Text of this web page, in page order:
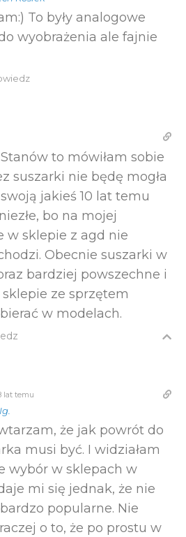
To były analogowe
wyobrażenia ale fajnie
to mówiłam sobie
suszarki nie będę mogła
jakieś 10 lat temu
bo na mojej
w sklepie z agd nie
Obecnie suszarki w
bardziej powszechne i
ze sprzętem
w modelach.
lat temu
że jak powrót do
musi być. I widziałam
wybór w sklepach w
mi się jednak, że nie
popularne. Nie
o to, że po prostu w